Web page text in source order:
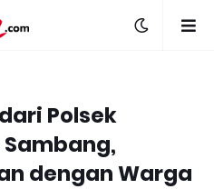
Polsek
dengan Warga